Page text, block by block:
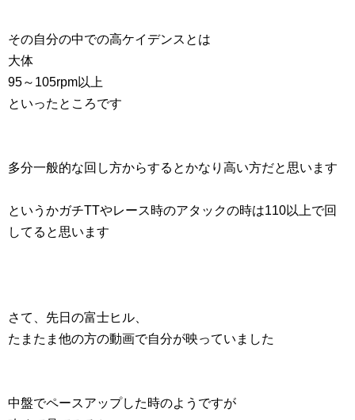
その自分の中での高ケイデンスとは
大体
95～105rpm以上
といったところです
多分一般的な回し方からするとかなり高い方だと思います
というかガチTTやレース時のアタックの時は110以上で回
してると思います
さて、先日の富士ヒル、
たまたま他の方の動画で自分が映っていました
中盤でペースアップした時のようですが